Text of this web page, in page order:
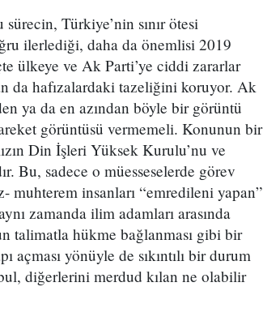
Türkiye’nin sınır ötesi
ilerlediği, daha da önemlisi 2019
ülkeye ve Ak Parti’ye ciddi zararlar
da hafızalardaki tazeliğini koruyor. Ak
ya da en azından böyle bir görüntü
görüntüsü vermemeli. Konunun bir
Din İşleri Yüksek Kurulu’nu ve
Bu, sadece o müesseselerde görev
muhterem insanları “emredileni yapan”
zamanda ilim adamları arasında
talimatla hükme bağlanması gibi bir
açması yönüyle de sıkıntılı bir durum
diğerlerini merdud kılan ne olabilir